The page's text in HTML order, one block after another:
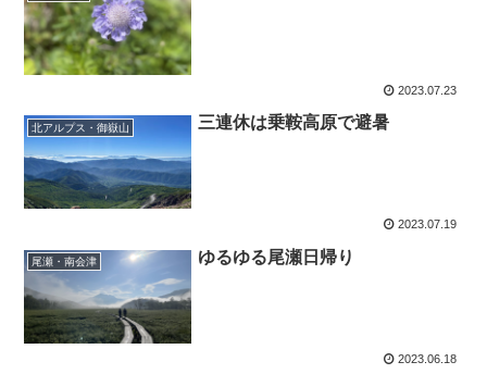
2023.07.23
北アルプス・御嶽山 三連休は乗鞍高原で避暑
2023.07.19
尾瀬・南会津 ゆるゆる尾瀬日帰り
2023.06.18